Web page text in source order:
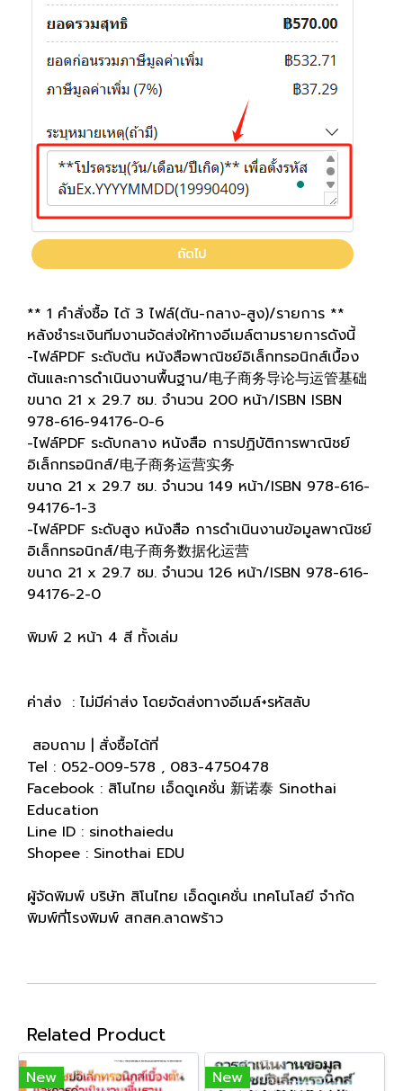
** 1 คำสั่งซื้อ ได้ 3 ไฟล์(ต้น-กลาง-สูง)/รายการ **
หลังชำระเงินทีมงานจัดส่งให้ทางอีเมล์ตามรายการดังนี้
-ไฟล์PDF ระดับต้น หนังสือพาณิชย์อิเล็กทรอนิกส์เบื้อง
ต้นและการดำเนินงานพื้นฐาน/电子商务导论与运管基础
ขนาด 21 x 29.7 ซม. จำนวน 200 หน้า/ISBN ISBN
978-616-94176-0-6
-ไฟล์PDF ระดับกลาง หนังสือ การปฏิบัติการพาณิชย์
อิเล็กทรอนิกส์/电子商务运营实务
ขนาด 21 x 29.7 ซม. จำนวน 149 หน้า/ISBN 978-616-
94176-1-3
-ไฟล์PDF ระดับสูง หนังสือ การดำเนินงานข้อมูลพาณิชย์
อิเล็กทรอนิกส์/电子商务数据化运营
ขนาด 21 x 29.7 ซม. จำนวน 126 หน้า/ISBN 978-616-
94176-2-0
พิมพ์ 2 หน้า 4 สี ทั้งเล่ม
ค่าส่ง : ไม่มีค่าส่ง โดยจัดส่งทางอีเมล์+รหัสลับ
สอบถาม | สั่งซื้อได้ที่
Tel : 052-009-578 , 083-4750478
Facebook : สิโนไทย เอ็ดดูเคชั่น 新诺泰 Sinothai
Education
Line ID : sinothaiedu
Shopee : Sinothai EDU
ผู้จัดพิมพ์ บริษัท สิโนไทย เอ็ดดูเคชั่น เทคโนโลยี จำกัด
พิมพ์ที่โรงพิมพ์ สกสค.ลาดพร้าว
Related Product
New New